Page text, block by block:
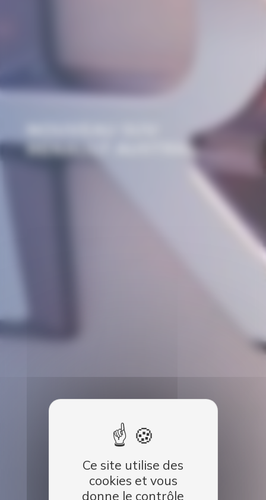
RENAULT AUSTRAL
Ce site utilise des
cookies et vous
donne le contrôle